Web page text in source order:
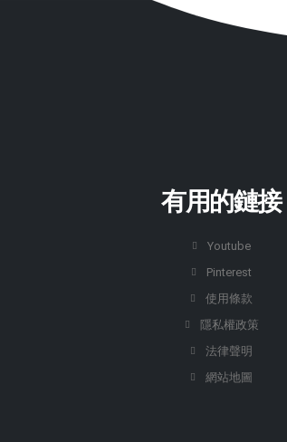
有用的鏈接
Youtube
Pinterest
使用條款
隱私權政策
法律聲明
網站地圖